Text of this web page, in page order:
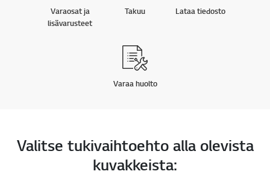
Varaosat ja
lisävarusteet
Takuu Lataa tiedosto
Varaa huolto
Valitse tukivaihtoehto alla olevista
kuvakkeista: